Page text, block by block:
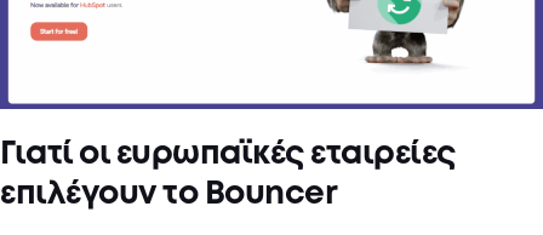
Γιατί οι ευρωπαϊκές εταιρείες
επιλέγουν το Bouncer